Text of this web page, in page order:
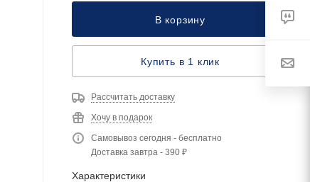
В корзину
Купить в 1 клик
Рассчитать доставку
Хочу в подарок
Самовывоз сегодня - бесплатно
Доставка завтра - 390 ₽
Характеристики